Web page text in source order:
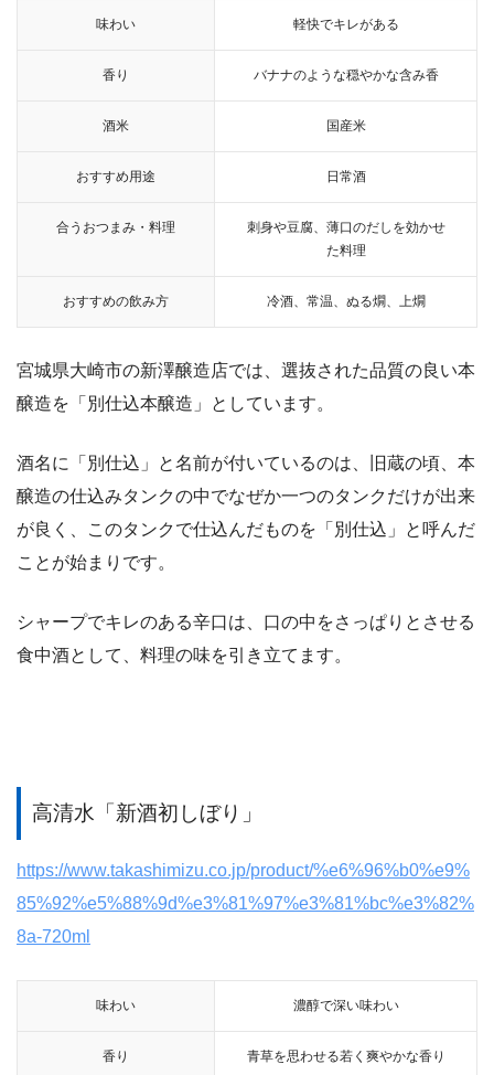
味わい 軽快でキレがある
香り バナナのような穏やかな含み香
酒米 国産米
おすすめ用途 日常酒
合うおつまみ・料理
刺身や豆腐、薄口のだしを効かせ
た料理
おすすめの飲み方 冷酒、常温、ぬる燗、上燗
宮城県大崎市の新澤醸造店では、選抜された品質の良い本
醸造を「別仕込本醸造」としています。
酒名に「別仕込」と名前が付いているのは、旧蔵の頃、本
醸造の仕込みタンクの中でなぜか一つのタンクだけが出来
が良く、このタンクで仕込んだものを「別仕込」と呼んだ
ことが始まりです。
シャープでキレのある辛口は、口の中をさっぱりとさせる
食中酒として、料理の味を引き立てます。
高清水「新酒初しぼり」
https://www.takashimizu.co.jp/product/%e6%96%b0%e9%
85%92%e5%88%9d%e3%81%97%e3%81%bc%e3%82%
8a-720ml
味わい 濃醇で深い味わい
香り 青草を思わせる若く爽やかな香り